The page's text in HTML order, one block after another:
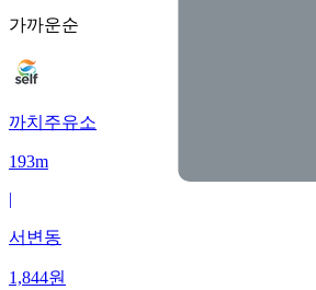
가까운순
까치주유소
193m
|
서변동
1,844원